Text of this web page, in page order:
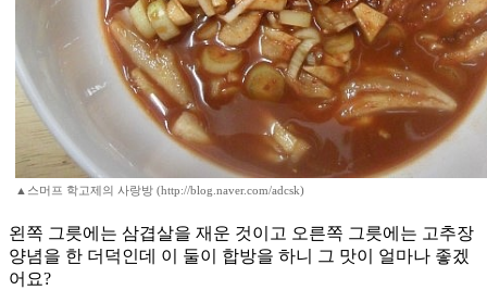
▲스머프 학고제의 사랑방 (http://blog.naver.com/adcsk)
왼쪽 그릇에는 삼겹살을 재운 것이고 오른쪽 그릇에는 고추장
양념을 한 더덕인데 이 둘이 합방을 하니 그 맛이 얼마나 좋겠
어요?